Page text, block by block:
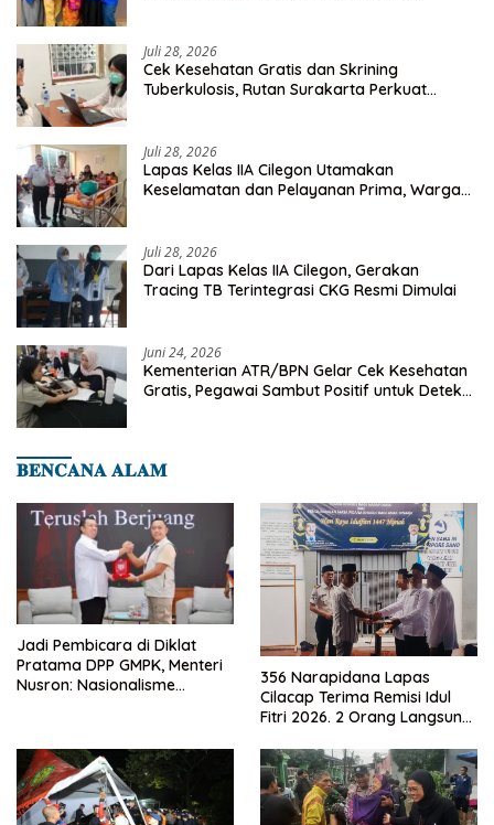
Juli 28, 2026
Cek Kesehatan Gratis dan Skrining
Tuberkulosis, Rutan Surakarta Perkuat
Juli 28, 2026
Lapas Kelas IIA Cilegon Utamakan
Keselamatan dan Pelayanan Prima, Warga
Juli 28, 2026
Dari Lapas Kelas IIA Cilegon, Gerakan
Tracing TB Terintegrasi CKG Resmi Dimulai
Juni 24, 2026
Kementerian ATR/BPN Gelar Cek Kesehatan
Gratis, Pegawai Sambut Positif untuk Deteksi
𝐁𝐄𝐍𝐂𝐀𝐍𝐀 𝐀𝐋𝐀𝐌
Jadi Pembicara di Diklat
Pratama DPP GMPK, Menteri
Nusron: Nasionalisme
356 Narapidana Lapas
Cilacap Terima Remisi Idul
Fitri 2026. 2 Orang Langsung